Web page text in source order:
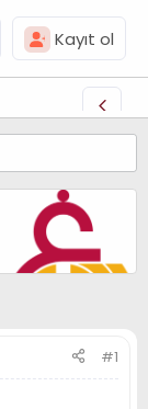
Kayıt ol
#1